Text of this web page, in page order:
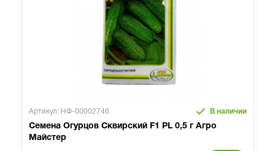
Артикул: НФ-00002746 В наличии
Семена Огурцов Сквирский F1 PL 0,5 г Агро
Майстер